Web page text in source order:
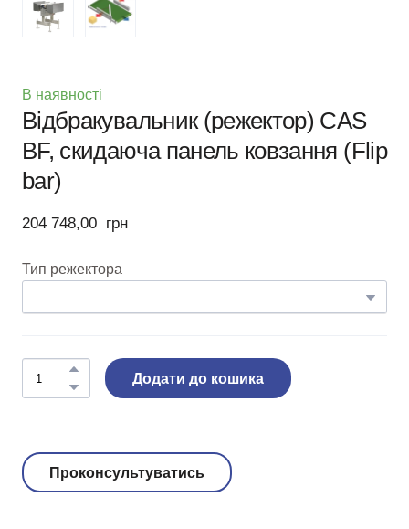
В наявності
Відбракувальник (режектор) CAS
BF, cкидаюча панель ковзання (Flip
bar)
204 748,00  грн
Тип режектора
Додати до кошика
Проконсультуватись